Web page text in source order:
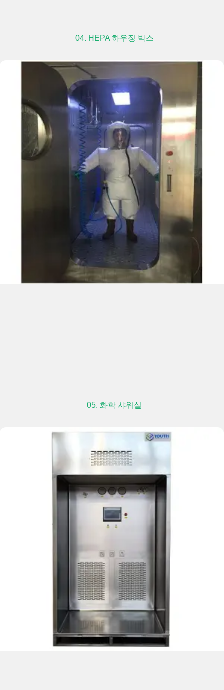
04. HEPA 하우징 박스
05. 화학 샤워실